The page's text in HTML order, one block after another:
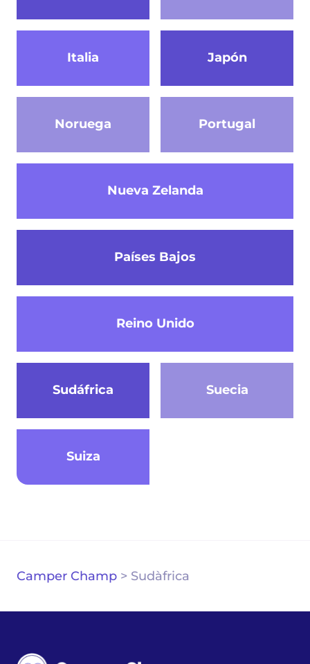
Italia Japón
Noruega
Nueva Zelanda
Países Bajos
Portugal
Reino Unido
Sudáfrica Suecia
Suiza
Camper Champ > Sudàfrica